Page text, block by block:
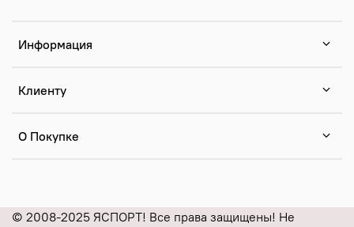
Информация
Клиенту
О Покупке
© 2008-2025 ЯСПОРТ! Все права защищены! Не